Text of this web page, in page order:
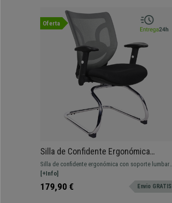
Oferta
Silla de Confidente Ergonómica
LAMBO NET, Increíble Soporte
Lumbar, Gran Comodidad, En Gris
Silla de confidente ergonómica con soporte lumbar
ajustable. Adaptada para uso prolongado gracias a
su confort y calidad. ¡Envío en 24/48 h!
[+Info]
179,90 € Envio GRATIS